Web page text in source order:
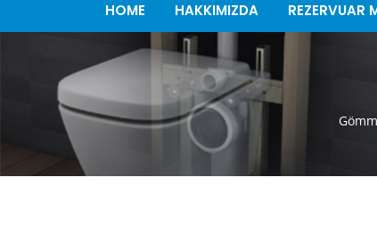
HOME HAKKIMIZDA REZERVUAR